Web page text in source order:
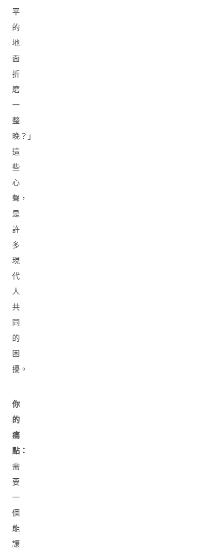
平
的
地
面
折
磨
一
整
晚？」
這
些
心
聲，
是
許
多
現
代
人
共
同
的
困
擾。
你
的
痛
點：
需
要
一
個
能
讓